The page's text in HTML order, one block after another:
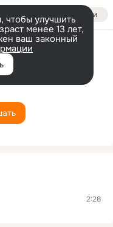
Войти
улучшить
менее 13 лет,
ваш законный
2:28